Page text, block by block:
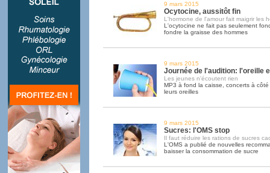
9 mars 2015
Ocytocine, aussitôt fin
L'hormone de l'amour fait maigrir les
L'ocytocine ne fait pas seulement
fondre la graisse des hommes
9 mars 2015
Journée de l'audition: l'oreille
Les jeunes n'écoutent rien
MP3 à fond la caisse, concerts à
leurs oreilles
9 mars 2015
Sucres: l'OMS stop
Il faut réduire les rations de sucres
L'OMS a publié de nouvelles
baisser la consommation de sucre